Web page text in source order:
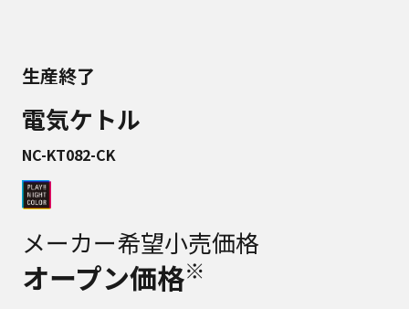
生産終了
電気ケトル
NC-KT082-CK
メーカー希望小売価格
オープン価格※